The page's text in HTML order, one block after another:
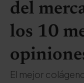
del
los 10
El mejor